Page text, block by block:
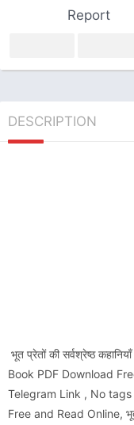
Report
DESCRIPTION
भूत प्रेतों की सर्वश्रेष्ठ
Book PDF Download
Telegram Link , No
Free and Read Online, भूत